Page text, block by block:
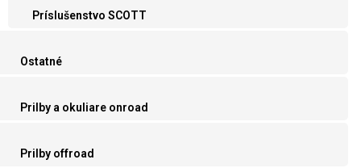
Príslušenstvo SCOTT
Ostatné
Prilby a okuliare onroad
Prilby offroad